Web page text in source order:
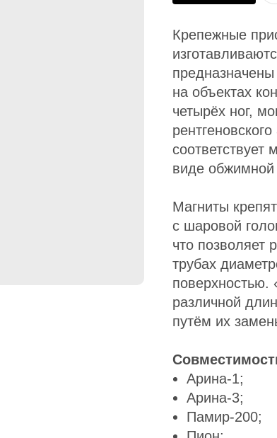
Крепежные
на объектах
четырёх ног,
виде обжимной
Магниты
с шаровой
что позволяет
трубах
поверхностью.
различной
путём их
Арина-1;
Арина-3;
Памир-200;